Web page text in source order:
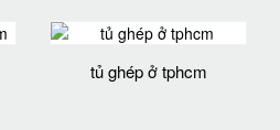
tủ ghép ở tphcm